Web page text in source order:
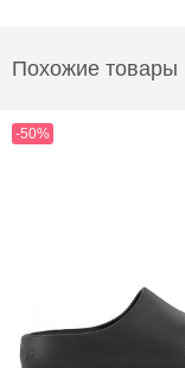
Похожие товары
-50%